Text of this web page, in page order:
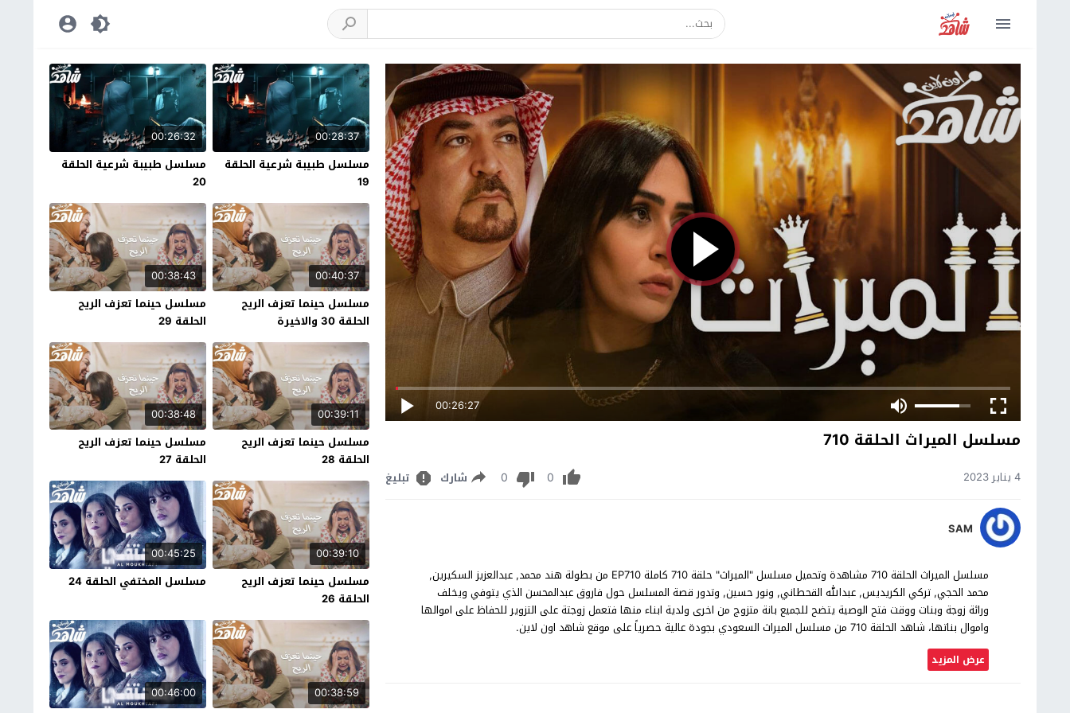
00:26:27
مسلسل الميراث الحلقة 710
4 يناير 2023 0
0 شارك تبليغ
SAM
مسلسل الميراث الحلقة 710 مشاهدة وتحميل مسلسل "الميراث" حلقة 710 كاملة EP710 من بطولة هند محمد, عبدالعزيز السكيرين,
محمد الحجي, تركي الكريديس, عبدالله القحطاني, ونور حسين, وتدور قصة المسلسل حول فاروق عبدالمحسن الذي يتوفي ويخلف
ورائة زوجة وبنات ووقت فتح الوصية يتضح للجميع بانة متزوج من اخرى ولدية ابناء منها فتعمل زوجتة على التزوير للحفاظ على اموالها
واموال بناتها، شاهد الحلقة 710 من مسلسل الميراث السعودي بجودة عالية حصرياً على موقع شاهد اون لاين.
عرض المزيد
00:28:37
مسلسل طبيبة شرعية الحلقة
19
00:26:32
مسلسل طبيبة شرعية الحلقة
20
00:40:37
مسلسل حينما تعزف الريح
الحلقة 30 والاخيرة
00:38:43
مسلسل حينما تعزف الريح
الحلقة 29
00:39:11
مسلسل حينما تعزف الريح
الحلقة 28
00:38:48
مسلسل حينما تعزف الريح
الحلقة 27
00:39:10
مسلسل حينما تعزف الريح
الحلقة 26
00:45:25
مسلسل المختفي الحلقة 24
00:38:59
00:46:00